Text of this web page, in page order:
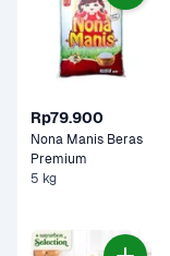
Rp79.900
Nona Manis Beras
5 kg